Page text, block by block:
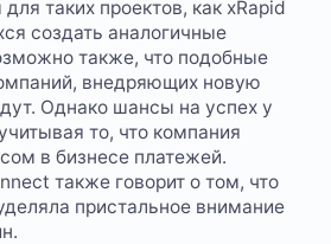
таких проектов, как xRapid
создать аналогичные
также, что подобные
внедряющих новую
Однако шансы на успех у
то, что компания
в бизнесе платежей.
также говорит о том, что
пристальное внимание